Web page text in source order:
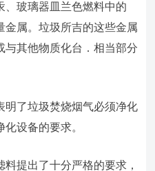
、玻璃器皿兰色燃料中的
金属。垃圾所吉的这些金属
与其他物质化台．相当部分
明了垃圾焚烧烟气必须净化
设备的要求。
提出了十分严格的要求，